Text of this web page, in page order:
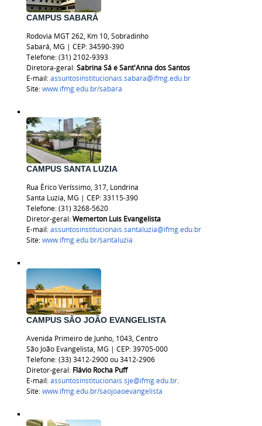
CAMPUS SABARÁ
Rodovia MGT 262, Km 10, Sobradinho
Sabará, MG | CEP: 34590-390
Telefone: (31) 2102-9393
Diretora-geral:Sabrina Sá e Sant'Anna dos Santos
E-mail:assuntosinstitucionais.sabara@ifmg.edu.br
Site:www.ifmg.edu.br/sabara
CAMPUS SANTA LUZIA
Rua Érico Veríssimo, 317, Londrina
Santa Luzia, MG | CEP: 33115-390
Telefone: (31) 3268-5620
Diretor-geral:Wemerton Luis Evangelista
E-mail:assuntosinstitucionais.santaluzia@ifmg.edu.br
Site:www.ifmg.edu.br/santaluzia
CAMPUS SÃO JOÃO EVANGELISTA
Avenida Primeiro de Junho, 1043, Centro
São João Evangelista, MG | CEP: 39705-000
Telefone: (33) 3412-2900 ou 3412-2906
Diretor-geral: Flávio Rocha Puff
E-mail:assuntosinstitucionais.sje@ifmg.edu.br.
Site:www.ifmg.edu.br/saojoaoevangelista